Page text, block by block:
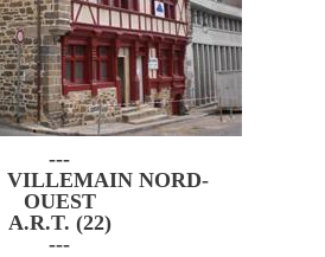
---
VILLEMAIN NORD-
OUEST
A.R.T. (22)
---